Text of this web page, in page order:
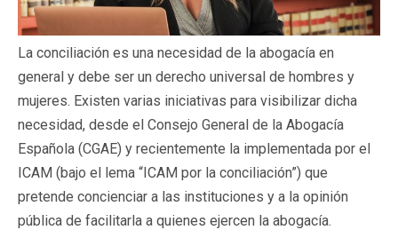
La conciliación es una necesidad de la abogacía en
general y debe ser un derecho universal de hombres y
mujeres. Existen varias iniciativas para visibilizar dicha
necesidad, desde el Consejo General de la Abogacía
Española (CGAE) y recientemente la implementada por el
ICAM (bajo el lema “ICAM por la conciliación”) que
pretende concienciar a las instituciones y a la opinión
pública de facilitarla a quienes ejercen la abogacía.